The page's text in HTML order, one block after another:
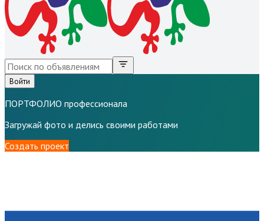
Войти
ПОРТФОЛИО профессионала
Загружай фото и делись своими работами
Создать проект